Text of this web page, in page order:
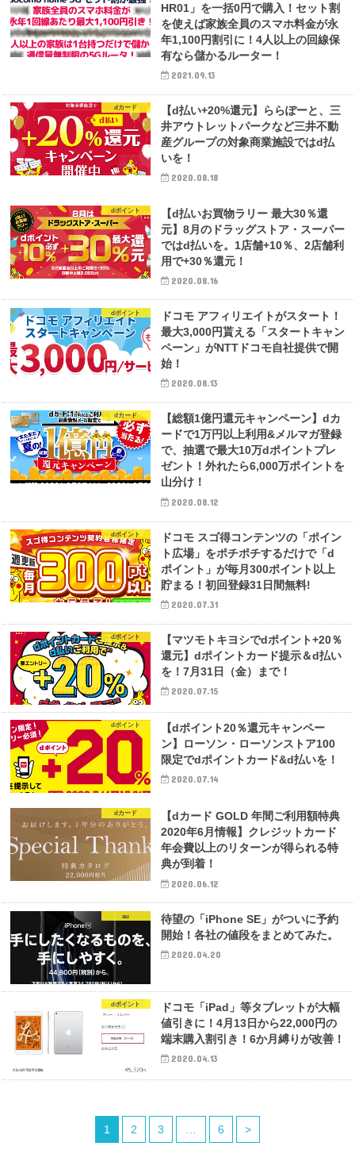
HR01」を一括0円で購入！セット割
を使えば家族全員のスマホ料金が永
年1,100円割引に！4人以上の回線保
有なら儲かるルーター！
2021.09.13
dカード
【d払い+20%還元】ららぽーと、三
井アウトレットパークなど三井不動
産グループの対象商業施設ではd払
いを！
2020.08.18
dポイント
【d払いお買物ラリー 最大30％還
元】8月のドラッグストア・スーパー
ではd払いを。1店舗+10％、2店舗利
用で+30％還元！
2020.08.16
dポイント
ドコモ アフィリエイトがスタート！
最大3,000円貰える「スタートキャン
ペーン」がNTTドコモ自社提供で開
始！
2020.08.13
dカード
【総額1億円還元キャンペーン】dカ
ードで1万円以上利用&メルマガ登録
で、抽選で最大10万dポイントプレ
ゼント！外れたら6,000万ポイントを
山分け！
2020.08.12
dポイント
ドコモ スゴ得コンテンツの「ポイン
ト広場」をポチポチするだけで「d
ポイント」が毎月300ポイント以上
貯まる！初回登録31日間無料!
2020.07.31
dポイント
【マツモトキヨシでdポイント+20％
還元】dポイントカード提示＆d払い
を！7月31日（金）まで！
2020.07.15
dポイント
【dポイント20％還元キャンペー
ン】ローソン・ローソンストア100
限定でdポイントカード&d払いを！
2020.07.14
dカード
【dカード GOLD 年間ご利用額特典
2020年6月情報】クレジットカード
年会費以上のリターンが得られる特
典が到着！
2020.06.12
au
待望の「iPhone SE」がついに予約
開始！各社の値段をまとめてみた。
2020.04.20
dポイント
ドコモ「iPad」等タブレットが大幅
値引きに！4月13日から22,000円の
端末購入割引き！6か月縛りが改善！
2020.04.13
1 2 3 … 6 >